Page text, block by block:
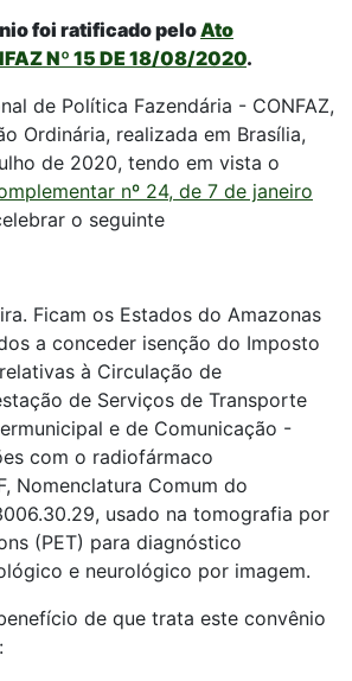
foi ratificado peloAto
Nº 15 DE 18/08/2020.
de Política Fazendária - CONFAZ,
Ordinária, realizada em Brasília,
de 2020, tendo em vista o
nº 24, de 7 de janeiro
o seguinte
Ficam os Estados do Amazonas
a conceder isenção do Imposto
à Circulação de
de Serviços de Transporte
e de Comunicação -
com o radiofármaco
Nomenclatura Comum do
usado na tomografia por
(PET) para diagnóstico
e neurológico por imagem.
de que trata este convênio